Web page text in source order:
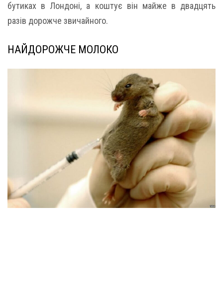
бутиках в Лондоні, а коштує він майже в двадцять
разів дорожче звичайного.
НАЙДОРОЖЧЕ МОЛОКО